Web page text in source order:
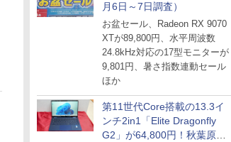
月6日～7日調査）
お盆セール、Radeon RX 9070
XTが89,800円、水平周波数
24.8kHz対応の17型モニターが
9,801円、暑さ指数連動セール
ほか
第11世代Core搭載の13.3イ
ンチ2in1「Elite Dragonfly
G2」が64,800円！秋葉原で